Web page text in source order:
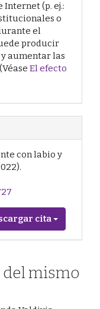
(p. ej.:
o
el
producir
aumentar las
El efecto
con labio y
cita
mismo